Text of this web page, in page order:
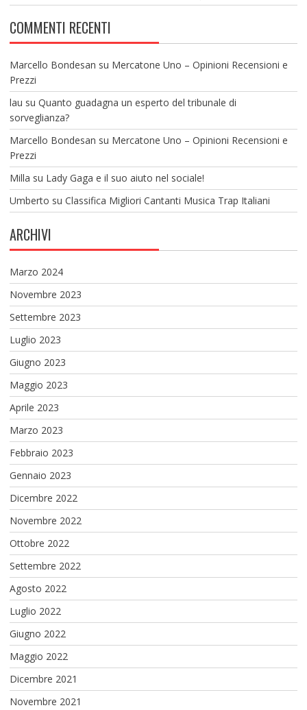
COMMENTI RECENTI
Marcello Bondesan su Mercatone Uno – Opinioni Recensioni e
Prezzi
lau su Quanto guadagna un esperto del tribunale di
sorveglianza?
Marcello Bondesan su Mercatone Uno – Opinioni Recensioni e
Prezzi
Milla su Lady Gaga e il suo aiuto nel sociale!
Umberto su Classifica Migliori Cantanti Musica Trap Italiani
ARCHIVI
Marzo 2024
Novembre 2023
Settembre 2023
Luglio 2023
Giugno 2023
Maggio 2023
Aprile 2023
Marzo 2023
Febbraio 2023
Gennaio 2023
Dicembre 2022
Novembre 2022
Ottobre 2022
Settembre 2022
Agosto 2022
Luglio 2022
Giugno 2022
Maggio 2022
Dicembre 2021
Novembre 2021